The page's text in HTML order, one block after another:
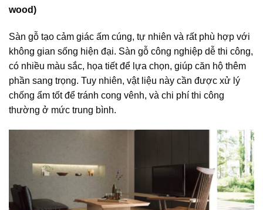
wood)
Sàn gỗ tạo cảm giác ấm cúng, tự nhiên và rất phù hợp với
không gian sống hiện đại. Sàn gỗ công nghiệp dễ thi công,
có nhiều màu sắc, họa tiết để lựa chọn, giúp căn hộ thêm
phần sang trọng. Tuy nhiên, vật liệu này cần được xử lý
chống ẩm tốt để tránh cong vênh, và chi phí thi công
thường ở mức trung bình.